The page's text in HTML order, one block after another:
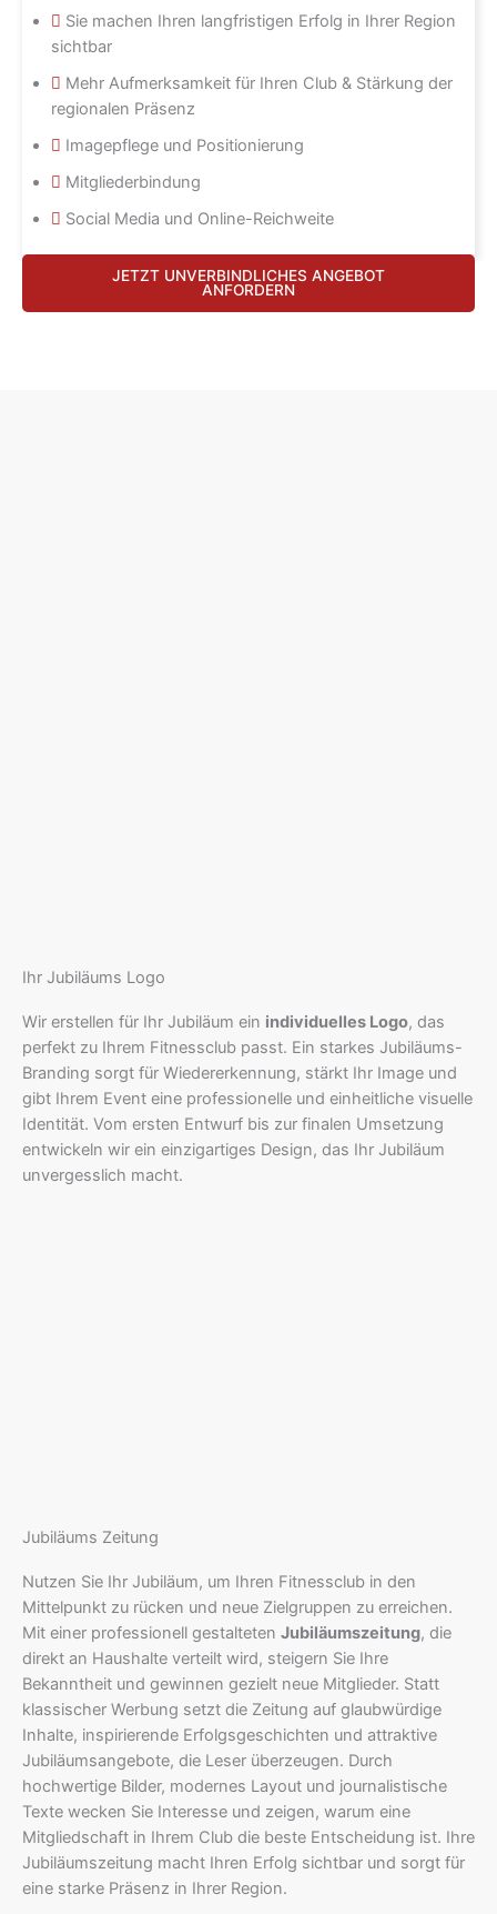
Sie machen Ihren langfristigen Erfolg in Ihrer Region
sichtbar
Mehr Aufmerksamkeit für Ihren Club & Stärkung der
regionalen Präsenz
Imagepflege und Positionierung
Mitgliederbindung
Social Media und Online-Reichweite
JETZT UNVERBINDLICHES ANGEBOT
ANFORDERN
Ihr Jubiläums Logo
Wir erstellen für Ihr Jubiläum ein individuelles Logo, das
perfekt zu Ihrem Fitnessclub passt. Ein starkes Jubiläums-
Branding sorgt für Wiedererkennung, stärkt Ihr Image und
gibt Ihrem Event eine professionelle und einheitliche visuelle
Identität. Vom ersten Entwurf bis zur finalen Umsetzung
entwickeln wir ein einzigartiges Design, das Ihr Jubiläum
unvergesslich macht.
Jubiläums Zeitung
Nutzen Sie Ihr Jubiläum, um Ihren Fitnessclub in den
Mittelpunkt zu rücken und neue Zielgruppen zu erreichen.
Mit einer professionell gestalteten Jubiläumszeitung, die
direkt an Haushalte verteilt wird, steigern Sie Ihre
Bekanntheit und gewinnen gezielt neue Mitglieder. Statt
klassischer Werbung setzt die Zeitung auf glaubwürdige
Inhalte, inspirierende Erfolgsgeschichten und attraktive
Jubiläumsangebote, die Leser überzeugen. Durch
hochwertige Bilder, modernes Layout und journalistische
Texte wecken Sie Interesse und zeigen, warum eine
Mitgliedschaft in Ihrem Club die beste Entscheidung ist. Ihre
Jubiläumszeitung macht Ihren Erfolg sichtbar und sorgt für
eine starke Präsenz in Ihrer Region.